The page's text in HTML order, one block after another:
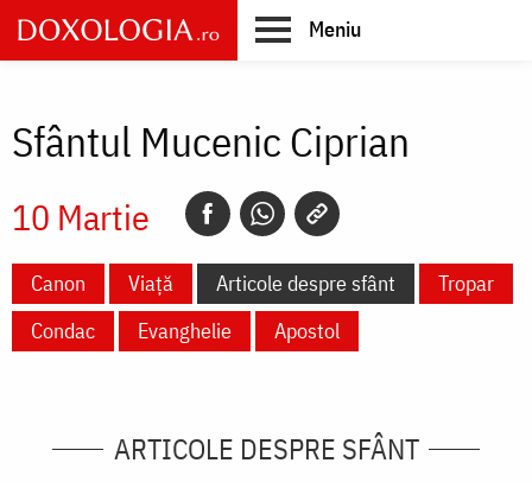
Skip
to
main
Meniu
Sfântul Mucenic Ciprian
10 Martie
Canon Viață Articole despre sfânt
Tropar
Condac
Evanghelie Apostol
ARTICOLE DESPRE SFÂNT